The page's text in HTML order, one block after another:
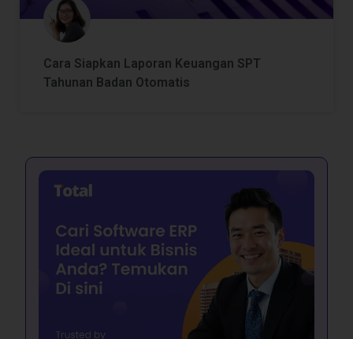
Cara Siapkan Laporan Keuangan SPT
Tahunan Badan Otomatis